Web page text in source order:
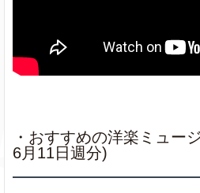
・おすすめの洋楽ミュー
6月11日週分)